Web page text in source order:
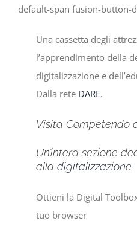
default-span fusion-button-
Una cassetta degli
l’apprendimento della
digitalizzazione e
Dalla rete DARE.
Visita Competendo
Un’intera sezione
alla digitalizzazione
Ottieni la Digital
tuo browser